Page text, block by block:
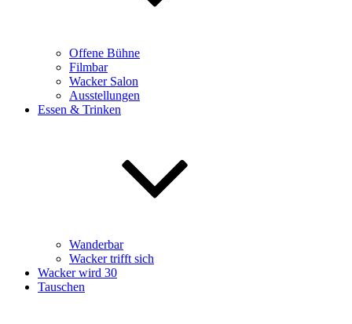
Offene Bühne
Filmbar
Wacker Salon
Ausstellungen
Essen & Trinken
Wanderbar
Wacker trifft sich
Wacker wird 30
Tauschen